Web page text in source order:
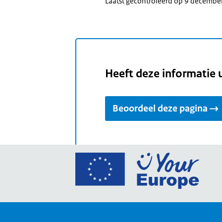
Heeft deze informatie
Beoordeel deze pagina
Ga